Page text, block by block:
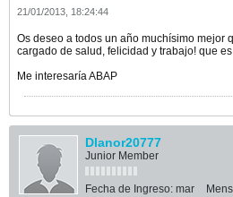
21/01/2013, 18:24:44
Os deseo a todos un año muchísimo mejor
cargado de salud, felicidad y trabajo! que
Me interesaría ABAP
Dlanor20777
Junior Member
Fecha de Ingreso: mar